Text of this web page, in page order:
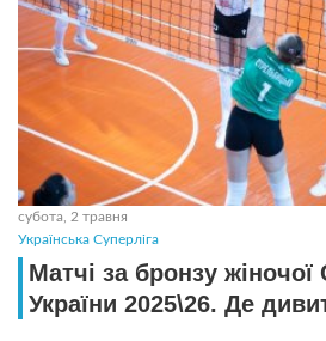
субота, 2 травня
Українська Суперліга
Матчі за бронзу жіночої
України 2025\26. Де